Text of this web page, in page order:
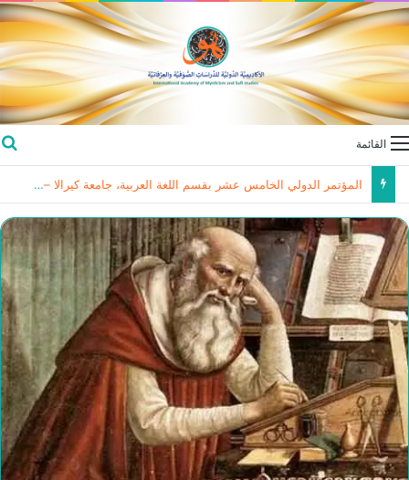
القائمة
المؤتمر الدولي الخامس عشر بقسم اللغة العربية، جامعة كيرالا – الهند